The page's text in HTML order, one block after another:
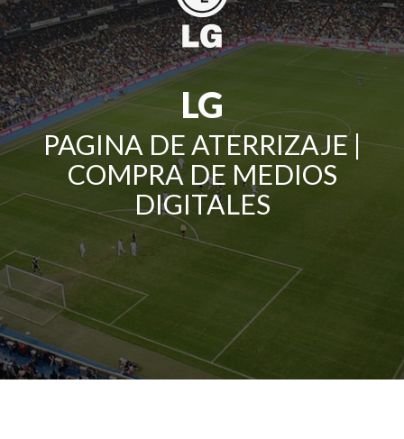
LG
PAGINA DE ATERRIZAJE |
COMPRA DE MEDIOS
DIGITALES